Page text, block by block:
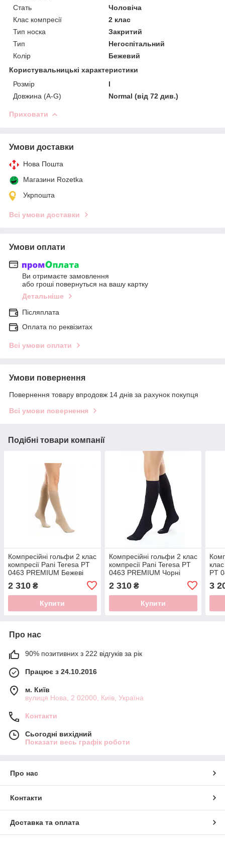
Стать
Чоловіча
Клас компресії
2 клас
Тип носка
Закритий
Тип
Негоспітальний
Колір
Бежевий
Користувальницькі характеристики
Розмір
I
Довжина (A-G)
Normal (від 72 див.)
Приховати
Умови доставки
Нова Пошта
Магазини Rozetka
Укрпошта
Всі умови доставки
Умови оплати
Ви отримаєте замовлення
або гроші повернуться на вашу картку
Детальніше
Післяплата
Оплата по реквізитах
Всі умови оплати
Умови повернення
Повернення товару впродовж 14 днів за рахунок покупця
Всі умови повернення
Подібні товари компанії
Компресійні гольфи 2 клас
компресії Pani Teresa PT
0463 PREMIUM Бежеві
2 310 ₴
Купити
Компресійні гольфи 2 клас
компресії Pani Teresa PT
0463 PREMIUM Чорні
2 310₴
Купити
PT
3
Про нас
90% позитивних з 222 відгуків за рік
Працює з 24.10.2016
м. Київ
вулиця Нова, 2 02000, Київ, Україна
Контакти
Сьогодні вихідний
Показати весь графік роботи
Про нас
Контакти
Доставка та оплата